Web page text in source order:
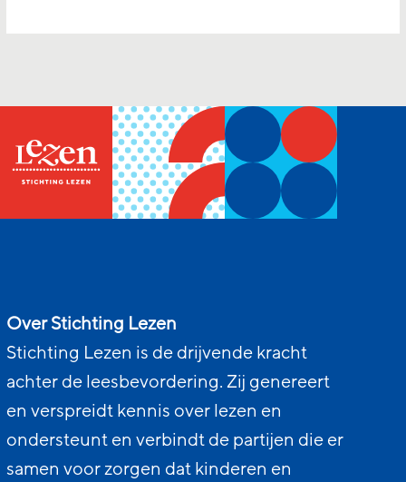
Over Stichting Lezen
Stichting Lezen is de drijvende kracht
achter de leesbevordering. Zij genereert
en verspreidt kennis over lezen en
ondersteunt en verbindt de partijen die er
samen voor zorgen dat kinderen en